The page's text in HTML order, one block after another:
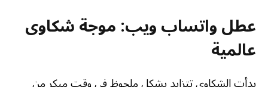
عطل واتساب ويب: موجة شكاوى
عالمية